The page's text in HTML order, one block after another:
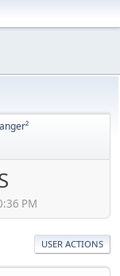
PM
USER ACTIONS